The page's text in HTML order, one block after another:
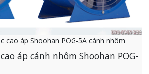
cao áp Shoohan POG-5A cánh nhôm
áp cánh nhôm Shoohan POG-